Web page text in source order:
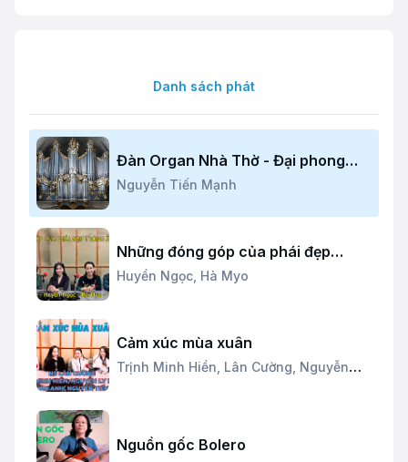
Danh sách phát
Đàn Organ Nhà Thờ - Đại phong
cầm (P.1)
Nguyễn Tiến Mạnh
Những đóng góp của phái đẹp
trong hoạt động âm nhạc
Huyền Ngọc, Hà Myo
Cảm xúc mùa xuân
Trịnh Minh Hiền, Lân Cường, Nguyễn
Nguồn gốc Bolero